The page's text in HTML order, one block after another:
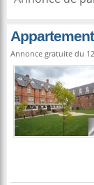
Annonce gratuite du